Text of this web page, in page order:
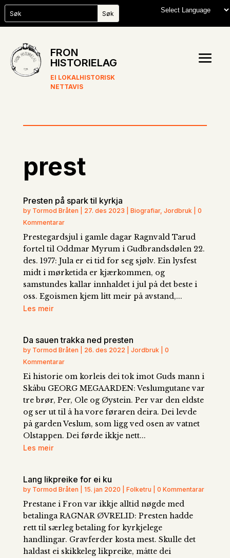
FRON
HISTORIELAG
EI LOKALHISTORISK
NETTAVIS
prest
Presten på spark til kyrkja
by Tormod Bråten | 27. des 2023 | Biografiar, Jordbruk | 0
Kommentarar
Prestegardsjul i gamle dagar Ragnvald Tarud
fortel til Oddmar Myrum i Gudbrandsdølen 22.
des. 1977: Jula er ei tid for seg sjølv. Ein lysfest
midt i mørketida er kjærkommen, og
samstundes kallar innhaldet i jul på det beste i
oss. Egoismen kjem litt meir på avstand,...
Les meir
Da sauen trakka ned presten
by Tormod Bråten | 26. des 2022 | Jordbruk | 0
Kommentarar
Ei historie om korleis dei tok imot Guds mann i
Skåbu GEORG MEGAARDEN: Veslumgutane var
tre brør, Per, Ole og Øystein. Per var den eldste
og ser ut til å ha vore føraren deira. Dei levde
på garden Veslum, som ligg ved osen av vatnet
Olstappen. Dei førde ikkje nett...
Les meir
Lang likpreike for ei ku
by Tormod Bråten | 15. jan 2020 | Folketru | 0 Kommentarar
Prestane i Fron var ikkje alltid nøgde med
betalinga RAGNAR ØVRELID: Presten hadde
rett til særleg betaling for kyrkjelege
handlingar. Gravferder kosta mest. Skulle det
haldast ei skikkeleg likpreike, måtte dei